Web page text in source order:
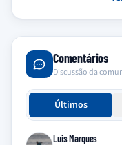
Comentários
Discussão da
Últimos
Luis Marques